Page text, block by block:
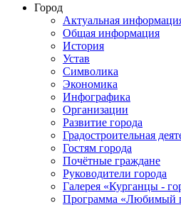
Город
Актуальная
Общая информация
История
Устав
Символика
Экономика
Инфографика
Организации
Развитие города
Градостроительная
Гостям города
Почётные граждане
Руководители города
Галерея «Курганцы -
Программа «Любимый